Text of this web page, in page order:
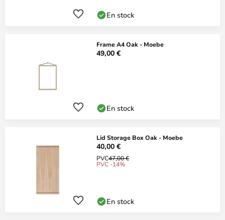
En stock
Frame A4 Oak - Moebe
49,00 €
En stock
Lid Storage Box Oak - Moebe
40,00 €
PVC47,00 €
PVC -14%
En stock